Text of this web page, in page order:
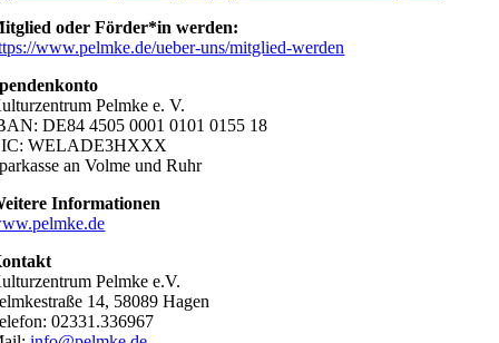
oder Förder*in werden:
www.pelmke.de/ueber-uns/mitglied-werden
Pelmke e. V.
DE84 4505 0001 0101 0155 18
WELADE3HXXX
an Volme und Ruhr
Informationen
Pelmke e.V.
14, 58089 Hagen
02331.336967